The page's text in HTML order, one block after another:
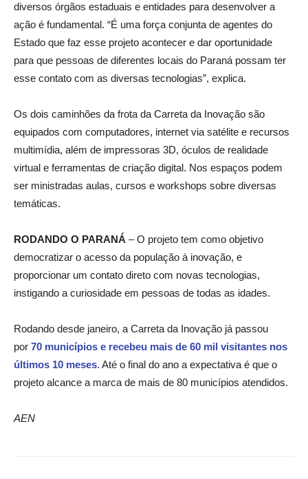
diversos órgãos estaduais e entidades para desenvolver a
ação é fundamental. “É uma força conjunta de agentes do
Estado que faz esse projeto acontecer e dar oportunidade
para que pessoas de diferentes locais do Paraná possam ter
esse contato com as diversas tecnologias”, explica.
Os dois caminhões da frota da Carreta da Inovação são
equipados com computadores, internet via satélite e recursos
multimídia, além de impressoras 3D, óculos de realidade
virtual e ferramentas de criação digital. Nos espaços podem
ser ministradas aulas, cursos e workshops sobre diversas
temáticas.
RODANDO O PARANÁ – O projeto tem como objetivo
democratizar o acesso da população à inovação, e
proporcionar um contato direto com novas tecnologias,
instigando a curiosidade em pessoas de todas as idades.
Rodando desde janeiro, a Carreta da Inovação já passou
por 70 municípios e recebeu mais de 60 mil visitantes nos
últimos 10 meses. Até o final do ano a expectativa é que o
projeto alcance a marca de mais de 80 municípios atendidos.
AEN